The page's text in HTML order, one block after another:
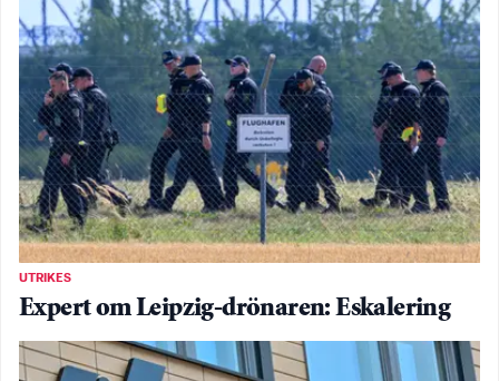
UTRIKES
Expert om Leipzig-drönaren: Eskalering